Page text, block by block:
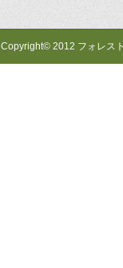
Copyright© 2012 フォレス